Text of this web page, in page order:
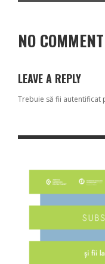
NO COMMENT
LEAVE A REPLY
Trebuie să fii autentificat